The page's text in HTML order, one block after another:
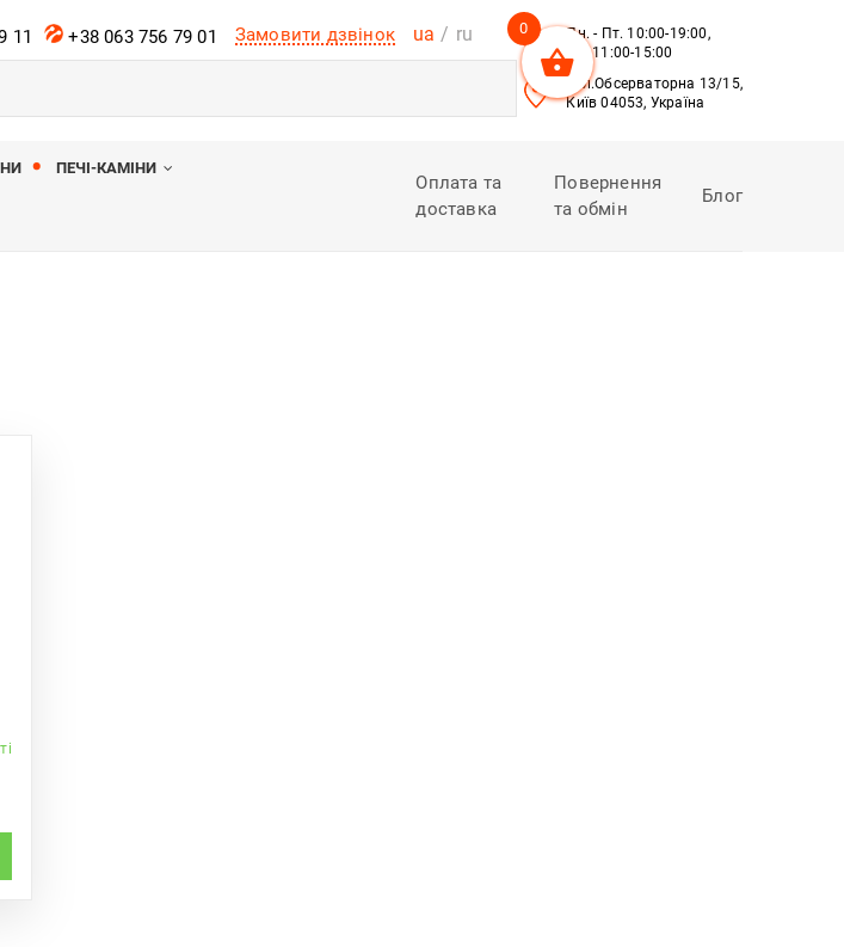
11 +38 063 756 79 01 Замовити дзвінок ua
ru
Пн. - Пт. 10:00-19:00,
Сб. 11:00-15:00
вул.Обсерваторна 13/15,
Київ 04053, Україна
Оплата та
доставка
Повернення
та обмін
Блог
ПЕЧІ-КАМІНИ
0